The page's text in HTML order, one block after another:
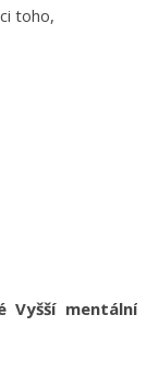
toho,
Vyšší mentální